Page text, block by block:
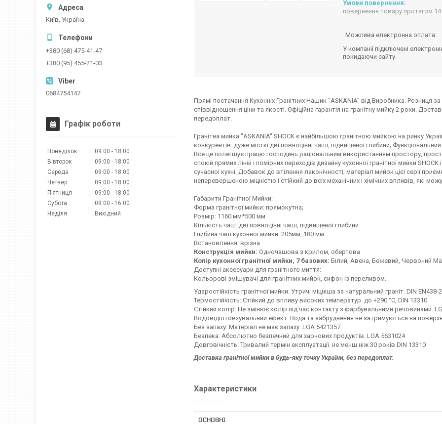
повернення товару протягом
У компанії підключені
покидаючи сайту.
Прямі постачання Кухонніх Гранітних Нашик "ASKANIA" від Виробника. Розниця
співвідношення ціни та якості. Офіційна гарантія на гранітну мийку 2 роки.
передоплат.
Гранітна мийка "ASKANIA" SHOCK є найбільшою гранітною мийкою на ринку
конкурентів: дуже місткі дві повноцінні чаші, підвищеної глибини;
Все це полегшує працю господинь раціональним використанням простору,
спокій прямих ліній і помірних переходів дизайну кухонної гранітної мийки
сучасної кухні. Добавок до втілення лаконічності, матеріал мийок цієї серії
неперевершеною міцністю і стійкий до всіх механічних і хімічних впливів, які
Габарити Гранітної Мийки:
Форма гранітної мийки: прямокутна;
Розмір: 1160 мм*500 мм
Кількість чаш: дві повноцінні чаші, підвищеної глибини
Глибина чаш кухонної мийки: 205мм, 180 мм
Встановлення: врізна
Конструкція мийки: Одночашова з крилом, обертова
Колір кухонної гранітної мийки, 7 базових: Білий, Авена, Бежевий, Червоний
Доступні аксесуари для гранітного миття:
Кольорові змішувачі для гранітних мийок, сифон із переливом.
Ударостійкість гранітної мийки: Утричі міцніша за натуральний граніт. DIN EN438-2
Термостійкість: Стійкий до впливу високих температур. до +290 °C, DIN 13310
Стійкий колір: Не змінює колір під час контакту з фарбувальними речовинами.
Водовідштовхувальний ефект: Вода та забруднення не затримуються на
Без запаху: Матеріал не має запаху. LGA 5421357
Безпека: Абсолютно безпечний для харчових продуктів. LGA 5631024
Довговічність: Тривалий термін експлуатації. не менш ніж 30 років DIN 13310
Доставка гранітної мийки в будь-яку точку України, без передоплат.
Характеристики
ОСНОВНІ
Київ, Україна
+380 (68) 475-41-47
+380 (95) 455-21-03
0684754147
Графік роботи
Понеділок 09:00
18:00
Вівторок
09:00
18:00
Середа
09:00
18:00
Четвер
09:00
18:00
Пʼятниця
09:00
18:00
Субота
09:00
16:00
Неділя
Вихідний